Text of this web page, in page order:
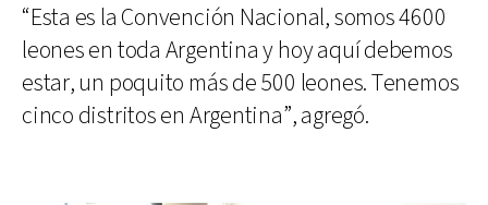
“Esta es la Convención Nacional, somos 4600
leones en toda Argentina y hoy aquí debemos
estar, un poquito más de 500 leones. Tenemos
cinco distritos en Argentina”, agregó.